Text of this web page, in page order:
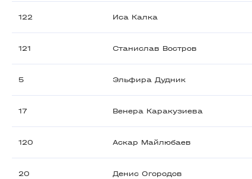
122 Иса Калка
121 Станислав Востров
5 Эльфира Дудник
17 Венера Каракузиева
120 Аскар Майлюбаев
20 Денис Огородов